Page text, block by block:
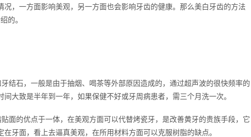
况，一方面影响美观，另一方面也会影响牙齿的健康。那么美白牙齿的方法
的。
结石，一般是由于抽烟、喝茶等外部原因造成的，通过超声波的很快频率的
大致是半年到一年，如果保健不好或牙周病患者，需三个月洗一次。
面的优点于一体，在美观方面可以代替烤瓷牙，是改善黄牙的贵族手段，它
牙面，看上去逼真美观，在所用材料方面可以克服树脂的缺点。